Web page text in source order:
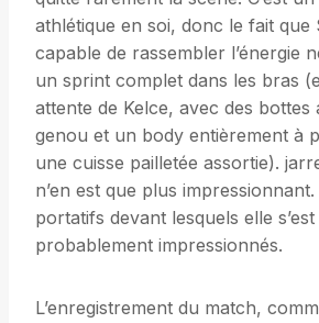
athlétique en soi, donc le fait que
capable de rassembler l’énergie
un sprint complet dans les bras
attente de Kelce, avec des bottes
genou et un body entièrement à
une cuisse pailletée assortie).
n’en est que plus
portatifs devant lesquels elle
probablement impressionnés.
L’enregistrement du match,